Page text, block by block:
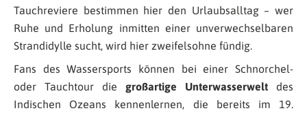
Tauchreviere bestimmen hier den Urlaubsalltag – wer
Ruhe und Erholung inmitten einer unverwechselbaren
Strandidylle sucht, wird hier zweifelsohne fündig.
Fans des Wassersports können bei einer Schnorchel-
oder Tauchtour die großartige Unterwasserwelt des
Indischen Ozeans kennenlernen, die bereits im 19.